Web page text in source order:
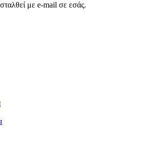
με e-mail σε εσάς.